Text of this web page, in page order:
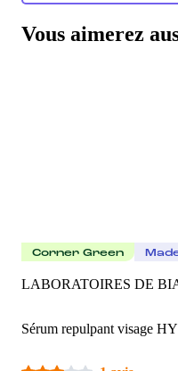
Vous aimerez
Corner Green
LABORATOIRES DE
Sérum repulpant visage